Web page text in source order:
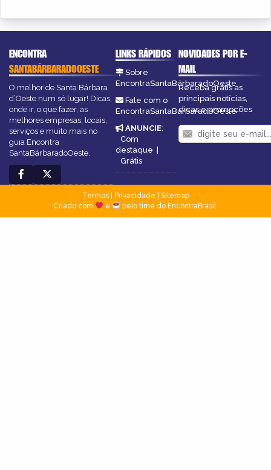
ENCONTRA
SANTABÁRBARADOOESTE
O melhor de Santa Bárbara
d’Oeste num só lugar! Dicas,
onde ir, o que fazer, as
melhores empresas, locais,
serviços e muito mais no
guia Encontra
SantaBárbaradoOeste.
LINKS RÁPIDOS
Sobre
EncontraSantaBárbaradoOeste
Fale com o
EncontraSantaBárbaradoOeste
ANUNCIE:
Com
destaque |
Grátis
NOVIDADES POR E-
MAIL
Receba grátis as
principais notícias,
dicas e promoções
Termos| Privacidade
Sitemap
Criado com
e pelo time do EncontraBrasil